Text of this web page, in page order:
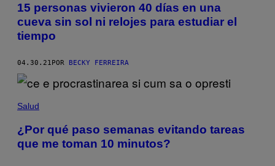
15 personas vivieron 40 días en una
cueva sin sol ni relojes para estudiar el
tiempo
04.30.21 POR BECKY FERREIRA
Salud
¿Por qué paso semanas evitando tareas
que me toman 10 minutos?